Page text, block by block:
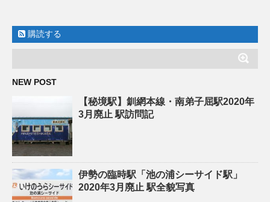
購読する
NEW POST
【秘境駅】釧網本線・南弟子屈駅2020年
3月廃止 駅訪問記
伊勢の臨時駅「池の浦シーサイド駅」
2020年3月廃止 駅全貌写真